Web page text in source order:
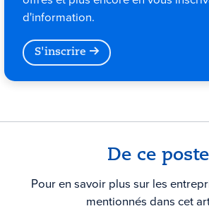
d'information.
S'inscrire
De ce poste
Pour en savoir plus sur les
mentionnés dans cet